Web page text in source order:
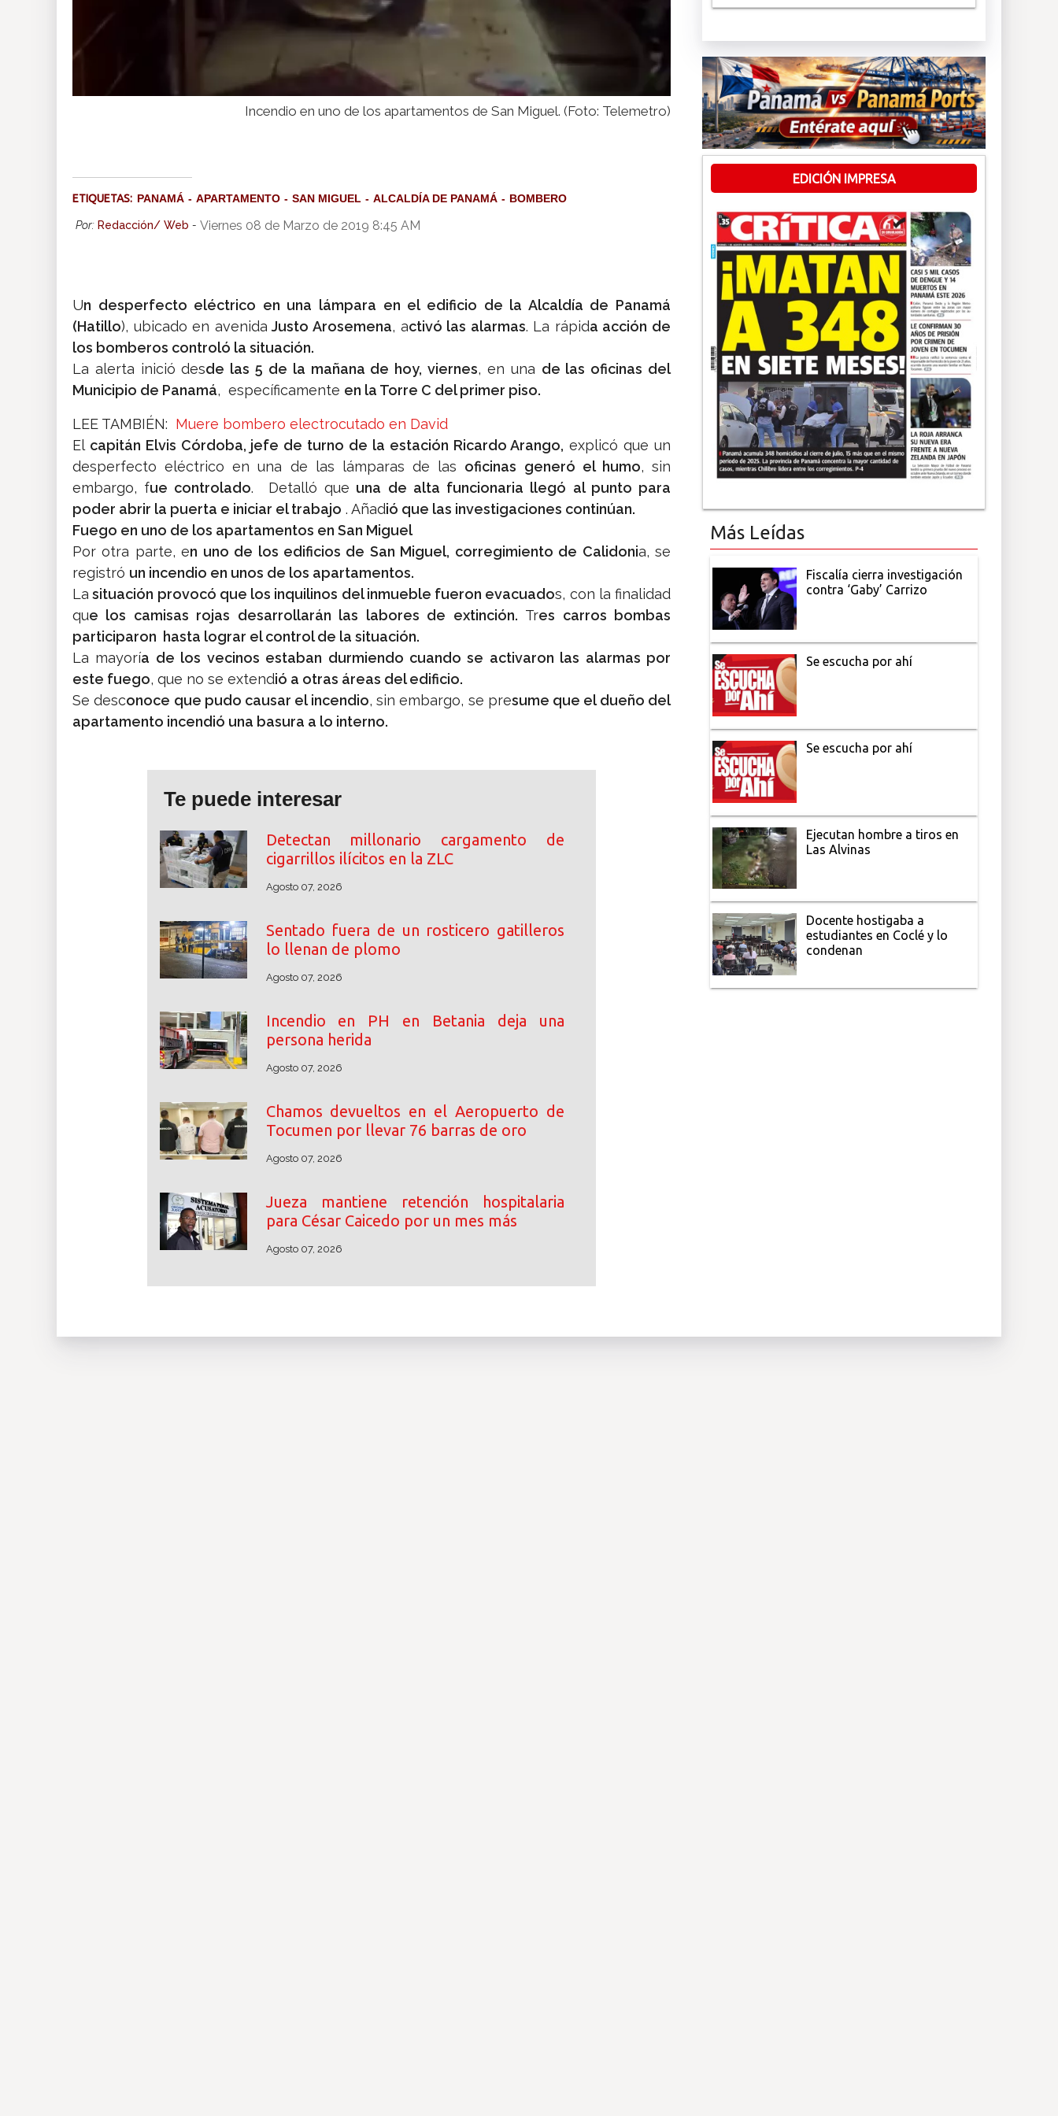
Incendio en uno de los apartamentos de San Miguel. (Foto: Telemetro)
ETIQUETAS: PANAMÁ APARTAMENTO SAN MIGUEL ALCALDÍA DE PANAMÁ BOMBERO
Por: Redacción/ Web - Viernes 08 de Marzo de 2019 8:45 AM
Un desperfecto eléctrico en una lámpara en el edificio de la Alcaldía de Panamá
(Hatillo), ubicado en avenida Justo Arosemena, activó las alarmas. La rápida acción de
los bomberos controló la situación.
La alerta inició desde las 5 de la mañana de hoy, viernes, en una de las oficinas del
Municipio de Panamá, específicamente en la Torre C del primer piso.
LEE TAMBIÉN: Muere bombero electrocutado en David
El capitán Elvis Córdoba, jefe de turno de la estación Ricardo Arango, explicó que un
desperfecto eléctrico en una de las lámparas de las oficinas generó el humo, sin
embargo, fue controlado. Detalló que una de alta funcionaria llegó al punto para
poder abrir la puerta e iniciar el trabajo . Añadió que las investigaciones continúan.
Fuego en uno de los apartamentos en San Miguel
Por otra parte, en uno de los edificios de San Miguel, corregimiento de Calidonia, se
registró un incendio en unos de los apartamentos.
La situación provocó que los inquilinos del inmueble fueron evacuados, con la finalidad
que los camisas rojas desarrollarán las labores de extinción. Tres carros bombas
participaron hasta lograr el control de la situación.
La mayoría de los vecinos estaban durmiendo cuando se activaron las alarmas por
este fuego, que no se extendió a otras áreas del edificio.
Se desconoce que pudo causar el incendio, sin embargo, se presume que el dueño del
apartamento incendió una basura a lo interno.
Te puede interesar
Detectan millonario cargamento de
cigarrillos ilícitos en la ZLC
Agosto 07, 2026
Sentado fuera de un rosticero gatilleros
lo llenan de plomo
Agosto 07, 2026
Incendio en PH en Betania deja una
persona herida
Agosto 07, 2026
Chamos devueltos en el Aeropuerto de
Tocumen por llevar 76 barras de oro
Agosto 07, 2026
Jueza mantiene retención hospitalaria
para César Caicedo por un mes más
Agosto 07, 2026
EDICIÓN IMPRESA
Más Leídas
Fiscalía cierra investigación
contra ‘Gaby’ Carrizo
Se escucha por ahí
Se escucha por ahí
Ejecutan hombre a tiros en
Las Alvinas
Docente hostigaba a
estudiantes en Coclé y lo
condenan